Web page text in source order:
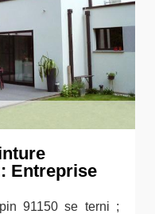
Entreprise
91150 se terni ;